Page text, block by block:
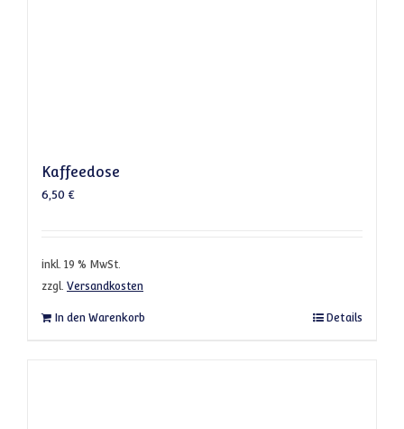
Kaffeedose
6,50 €
inkl. 19 % MwSt.
zzgl. Versandkosten
In den Warenkorb Details